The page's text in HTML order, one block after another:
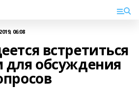
06:08
встретиться
обсуждения